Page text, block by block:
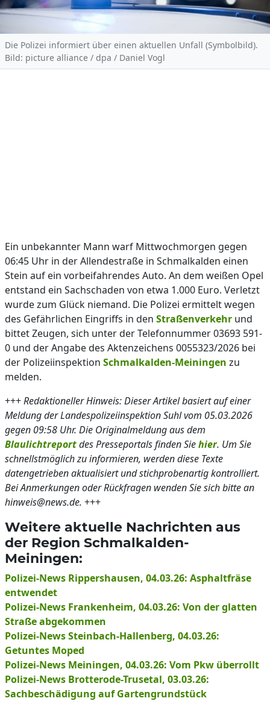
Die Polizei informiert über einen aktuellen Unfall (Symbolbild).
Bild: picture alliance / dpa / Daniel Vogl
Ein unbekannter Mann warf Mittwochmorgen gegen
06:45 Uhr in der Allendestraße in Schmalkalden einen
Stein auf ein vorbeifahrendes Auto. An dem weißen Opel
entstand ein Sachschaden von etwa 1.000 Euro. Verletzt
wurde zum Glück niemand. Die Polizei ermittelt wegen
des Gefährlichen Eingriffs in den Straßenverkehr und
bittet Zeugen, sich unter der Telefonnummer 03693 591-
0 und der Angabe des Aktenzeichens 0055323/2026 bei
der Polizeiinspektion Schmalkalden-Meiningen zu
melden.
+++Redaktioneller Hinweis: Dieser Artikel basiert auf einer
Meldung der Landespolizeiinspektion Suhl vom 05.03.2026
gegen 09:58 Uhr. Die Originalmeldung aus dem
Blaulichtreportdes Presseportals finden Siehier. Um Sie
schnellstmöglich zu informieren, werden diese Texte
datengetrieben aktualisiert und stichprobenartig kontrolliert.
Bei Anmerkungen oder Rückfragen wenden Sie sich bitte an
hinweis@news.de. +++
Weitere aktuelle Nachrichten aus
der Region Schmalkalden-
Meiningen:
Polizei-News Rippershausen, 04.03.26: Asphaltfräse
entwendet
Polizei-News Frankenheim, 04.03.26: Von der glatten
Straße abgekommen
Polizei-News Steinbach-Hallenberg, 04.03.26:
Getuntes Moped
Polizei-News Meiningen, 04.03.26: Vom Pkw überrollt
Polizei-News Brotterode-Trusetal, 03.03.26:
Sachbeschädigung auf Gartengrundstück